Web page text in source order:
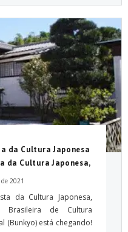
da Cultura Japonesa
da Cultura Japonesa,
2021
da Cultura Japonesa,
Brasileira de Cultura
(Bunkyo) está chegando!